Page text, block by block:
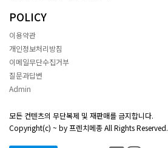
POLICY
이용약관
개인정보처리방침
이메일무단수집거부
질문과답변
Admin
모든 컨텐츠의 무단복제 및 재판매를 금지합니다.
Copyright(c) ~ by 프렌치메종 All Rights Reserved.